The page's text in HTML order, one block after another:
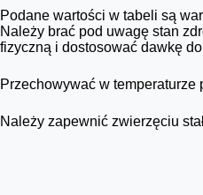
Podane wartości w tabeli są
Należy brać pod uwagę stan
fizyczną i dostosować dawkę
Przechowywać w temperaturze
Należy zapewnić zwierzęciu